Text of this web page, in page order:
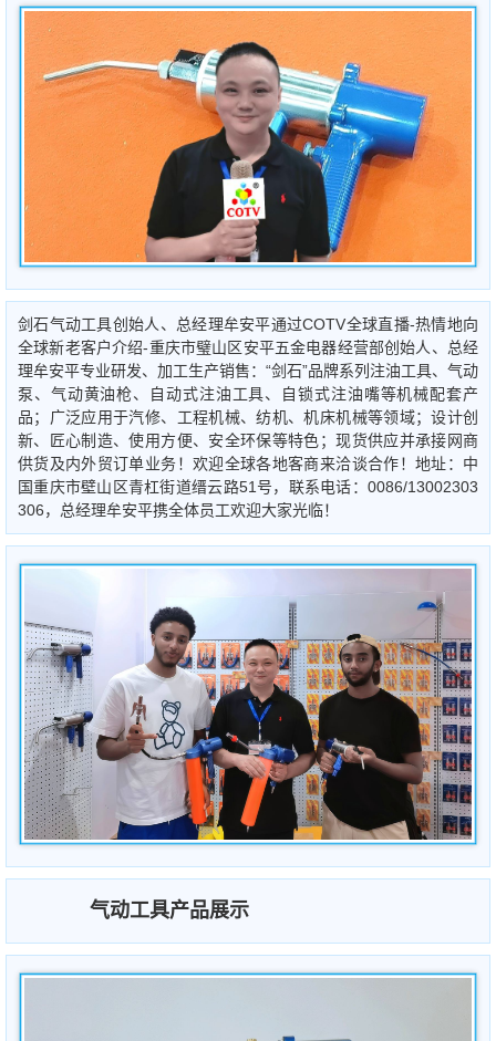
剑石气动工具创始人、总经理牟安平通过COTV全球直播-热情地向
全球新老客户介绍-重庆市璧山区安平五金电器经营部创始人、总经
理牟安平专业研发、加工生产销售：“剑石”品牌系列注油工具、气动
泵、气动黄油枪、自动式注油工具、自锁式注油嘴等机械配套产
品；广泛应用于汽修、工程机械、纺机、机床机械等领域；设计创
新、匠心制造、使用方便、安全环保等特色；现货供应并承接网商
供货及内外贸订单业务！欢迎全球各地客商来洽谈合作！地址：中
国重庆市壁山区青杠街道缙云路51号，联系电话：0086/13002303
306，总经理牟安平携全体员工欢迎大家光临！
气动工具产品展示